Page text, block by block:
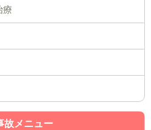
療
故メニュー